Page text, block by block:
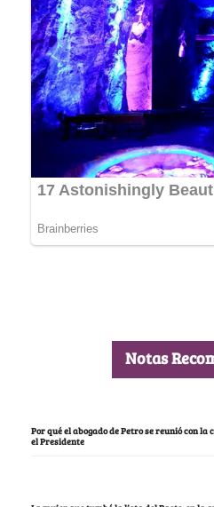
Notas
Por qué el abogado de Petro se reunió con
el Presidente